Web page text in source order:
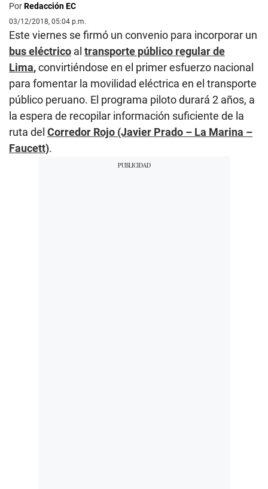
PorRedacción EC
03/12/2018, 05:04 p.m.
Este viernes se firmó un convenio para incorporar un
bus eléctrico al transporte público regular de
Lima,convirtiéndose en el primer esfuerzo nacional
para fomentar la movilidad eléctrica en el transporte
público peruano. El programa piloto durará 2 años, a
la espera de recopilar información suficiente de la
ruta del Corredor Rojo (Javier Prado – La Marina –
Faucett).